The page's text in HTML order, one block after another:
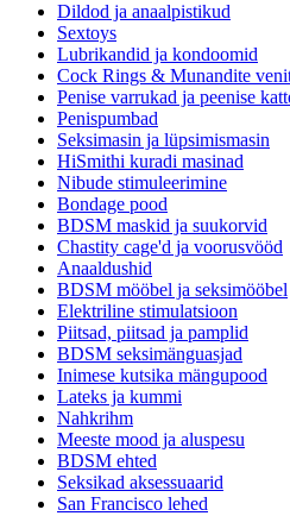
Dildod ja anaalpistikud
Sextoys
Lubrikandid ja kondoomid
Cock Rings & Munandite
Penise varrukad ja peenise
Penispumbad
Seksimasin ja lüpsimismasin
HiSmithi kuradi masinad
Nibude stimuleerimine
Bondage pood
BDSM maskid ja suukorvid
Chastity cage'd ja voorusvööd
Anaaldushid
BDSM mööbel ja seksimööbel
Elektriline stimulatsioon
Piitsad, piitsad ja pamplid
BDSM seksimänguasjad
Inimese kutsika mängupood
Lateks ja kummi
Nahkrihm
Meeste mood ja aluspesu
BDSM ehted
Seksikad aksessuaarid
San Francisco lehed